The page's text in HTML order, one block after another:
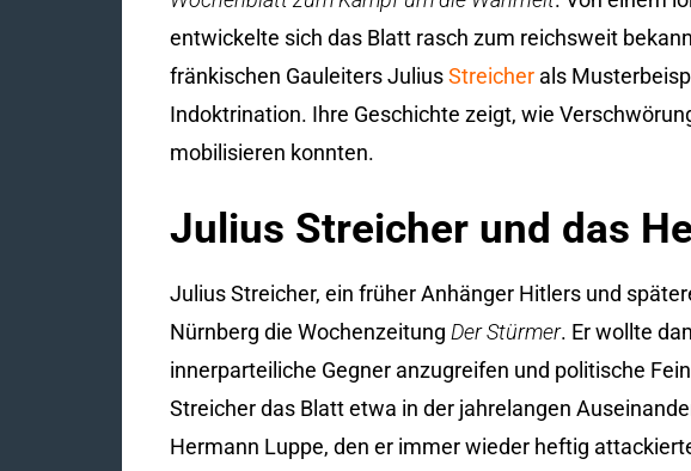
entwickelte sich das Blatt rasch zum reichsweit
fränkischen Gauleiters JuliusStreicher als
Indoktrination. Ihre Geschichte zeigt, wie
mobilisieren konnten.
Julius Streicher und das
Julius Streicher, ein früher Anhänger Hitlers und
Nürnberg die Wochenzeitung Der Stürmer. Er wollte
innerparteiliche Gegner anzugreifen und politische
Streicher das Blatt etwa in der jahrelangen
Hermann Luppe, den er immer wieder heftig